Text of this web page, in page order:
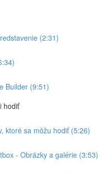
(2:31)
Builder (9:51)
hodiť
ktoré sa môžu hodiť (5:26)
- Obrázky a galérie (3:53)